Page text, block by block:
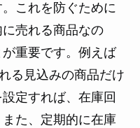
これを防ぐために
売れる商品なの
重要です。例えば
る見込みの商品だけ
定すれば、在庫回
た、定期的に在庫